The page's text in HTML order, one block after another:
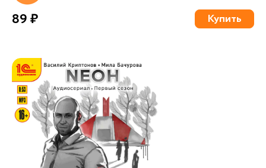
89 ₽ Купить